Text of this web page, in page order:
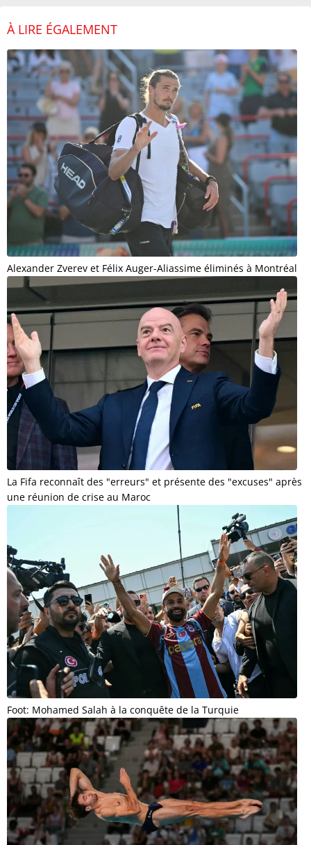
À LIRE ÉGALEMENT
Alexander Zverev et Félix Auger-Aliassime éliminés à Montréal
La Fifa reconnaît des "erreurs" et présente des "excuses" après
une réunion de crise au Maroc
Foot: Mohamed Salah à la conquête de la Turquie